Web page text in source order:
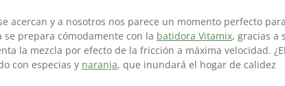
acercan y a nosotros nos parece un momento perfecto
se prepara cómodamente con la batidora Vitamix, gracias a
la mezcla por efecto de la fricción a máxima velocidad.
con especias y naranja, que inundará el hogar de calidez